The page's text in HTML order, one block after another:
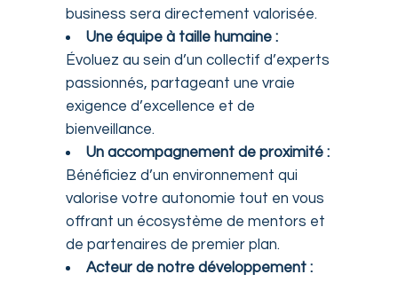
business sera directement valorisée.
Une équipe à taille humaine :
Évoluez au sein d’un collectif d’experts
passionnés, partageant une vraie
exigence d’excellence et de
bienveillance.
Un accompagnement de proximité :
Bénéficiez d’un environnement qui
valorise votre autonomie tout en vous
offrant un écosystème de mentors et
de partenaires de premier plan.
Acteur de notre développement :